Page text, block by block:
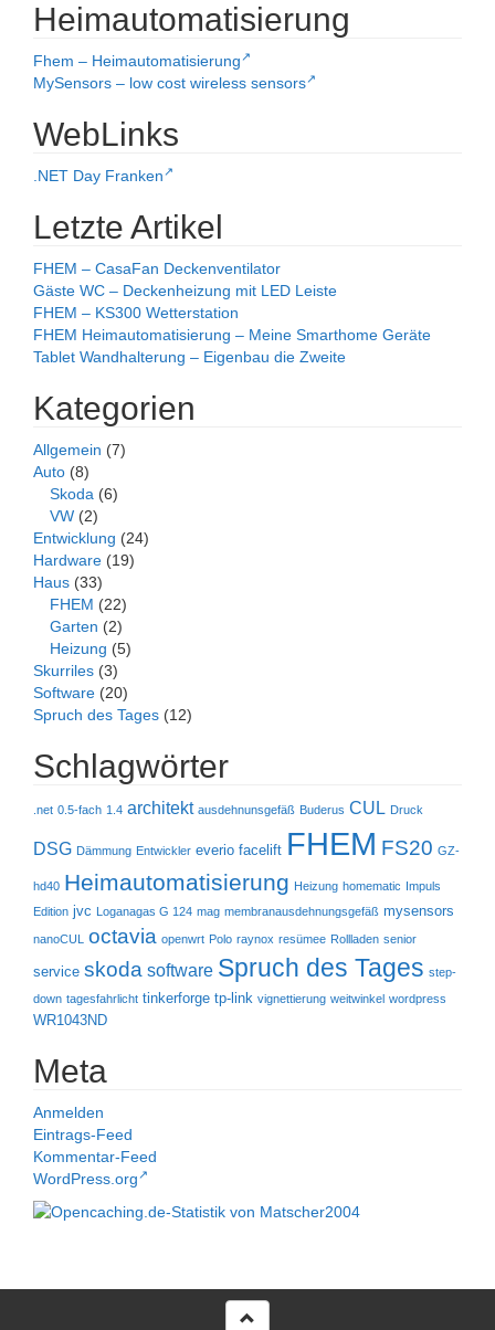
Heimautomatisierung
Fhem – Heimautomatisierung
MySensors – low cost wireless sensors
WebLinks
.NET Day Franken
Letzte Artikel
FHEM – CasaFan Deckenventilator
Gäste WC – Deckenheizung mit LED Leiste
FHEM – KS300 Wetterstation
FHEM Heimautomatisierung – Meine Smarthome Geräte
Tablet Wandhalterung – Eigenbau die Zweite
Kategorien
Allgemein (7)
Auto (8)
Skoda (6)
VW (2)
Entwicklung (24)
Hardware (19)
Haus (33)
FHEM (22)
Garten (2)
Heizung (5)
Skurriles (3)
Software (20)
Spruch des Tages (12)
Schlagwörter
.net 0.5-fach 1.4 architekt ausdehnunsgefäß Buderus CUL Druck
DSG Dämmung Entwickler everio facelift FHEM FS20 GZ-
hd40 Heimautomatisierung Heizung homematic
Impuls
Edition jvc Loganagas G 124 mag membranausdehnungsgefäß mysensors
nanoCUL octavia openwrt Polo raynox resümee Rollladen senior
service skoda software Spruch des Tages step-
down tagesfahrlicht tinkerforge tp-link vignettierung weitwinkel wordpress
WR1043ND
Meta
Anmelden
Eintrags-Feed
Kommentar-Feed
WordPress.org